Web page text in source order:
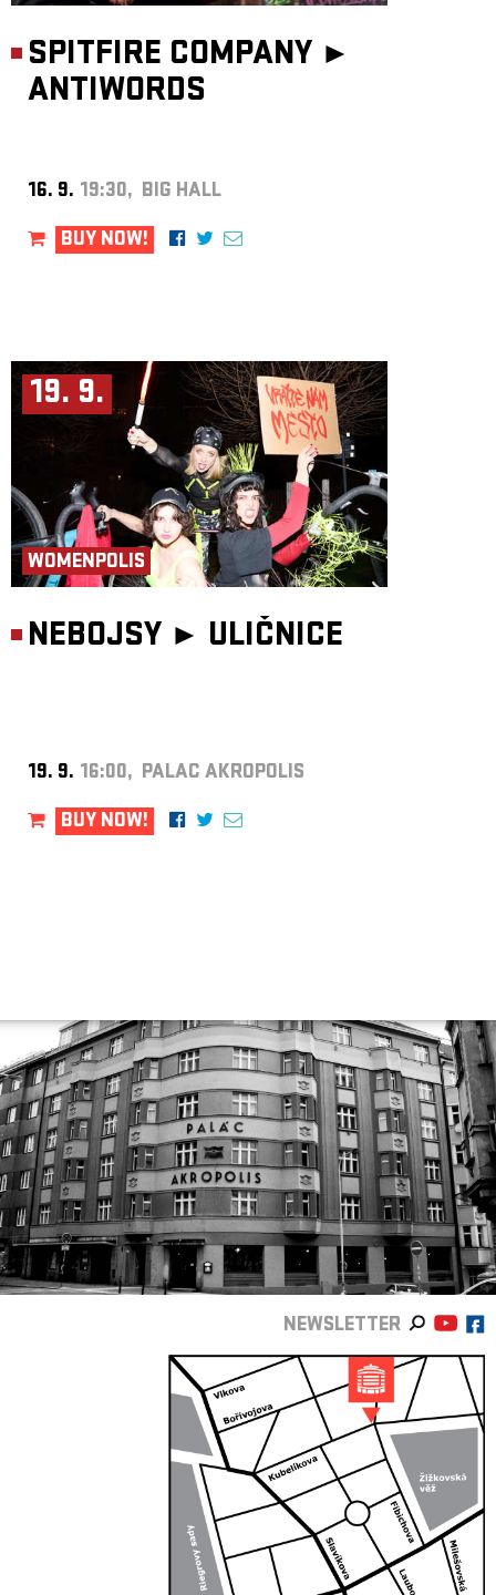
SPITFIRE COMPANY ►
ANTIWORDS
16. 9. 19:30, BIG HALL
BUY NOW!
19. 9.
WOMENPOLIS
NEBOJSY ► ULIČNICE
19. 9. 16:00, PALAC AKROPOLIS
BUY NOW!
NEWSLETTER